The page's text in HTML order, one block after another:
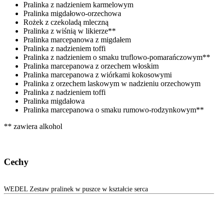
Pralinka z nadzieniem karmelowym
Pralinka migdałowo-orzechowa
Rożek z czekoladą mleczną
Pralinka z wiśnią w likierze**
Pralinka marcepanowa z migdałem
Pralinka z nadzieniem toffi
Pralinka z nadzieniem o smaku truflowo-pomarańczowym**
Pralinka marcepanowa z orzechem włoskim
Pralinka marcepanowa z wiórkami kokosowymi
Pralinka z orzechem laskowym w nadzieniu orzechowym
Pralinka z nadzieniem toffi
Pralinka migdałowa
Pralinka marcepanowa o smaku rumowo-rodzynkowym**
** zawiera alkohol
Cechy
WEDEL Zestaw pralinek w puszce w kształcie serca